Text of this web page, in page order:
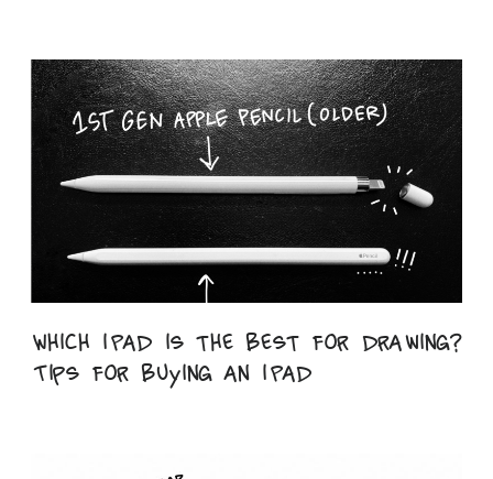
Which iPad is the best for drawing?
Tips for buying an iPad